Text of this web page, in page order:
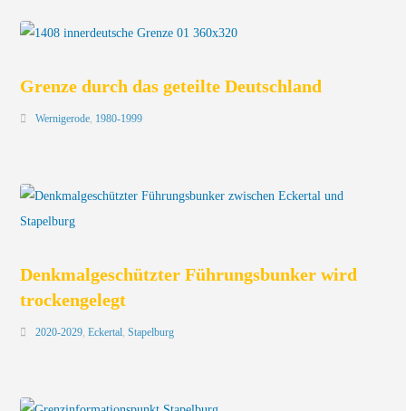
Grenze durch das geteilte Deutschland
Wernigerode, 1980-1999
Denkmalgeschützter Führungsbunker wird
trockengelegt
2020-2029,Eckertal,Stapelburg